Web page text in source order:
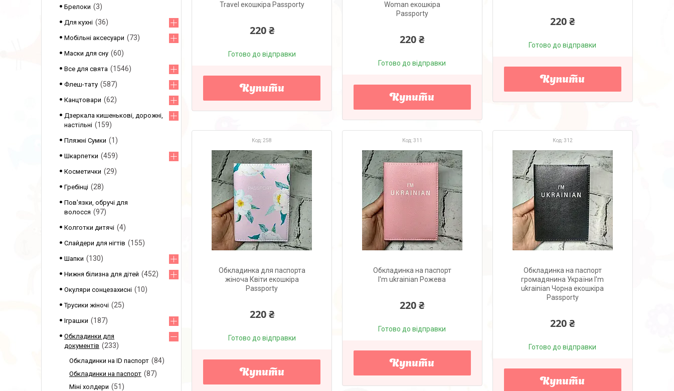
Travel екошкіра Passporty
220 ₴
Готово до відправки
Купити
Woman екошкіра
Passporty
220 ₴
Готово до відправки
Купити
220 ₴
Готово до відправки
Купити
258
Обкладинка для паспорта
жіноча Квіти екошкіра
Passporty
220 ₴
Готово до відправки
Купити
311
Обкладинка на паспорт
I'm ukrainian Рожева
220 ₴
Готово до відправки
Купити
312
Обкладинка на паспорт
громадянина України I'm
ukrainian Чорна екошкіра
Passporty
220 ₴
Готово до відправки
Купити
Брелоки 3
Для кухні 36
Мобільні аксесуари 73
Маски для сну 60
Все для свята 1546
Флеш-тату 587
Канцтовари 62
Дзеркала кишенькові, дорожні,
настільні
159
Пляжні Сумки 1
Шкарпетки 459
Косметички 29
Гребінці 28
Пов'язки, обручі для
волосся
97
Колготки дитячі 4
Слайдери для нігтів 155
Шапки 130
Нижня білизна для дітей 452
Окуляри сонцезахисні 10
Трусики жіночі 25
Іграшки 187
Обкладинки для
документів
233
Обкладинки на ID паспорт 84
Обкладинки на паспорт 87
Міні холдери 51